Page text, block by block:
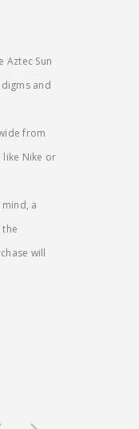
Aztec Sun
and
from
like Nike or
a
will